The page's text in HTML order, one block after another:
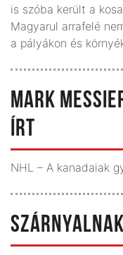
is szóba került a
Magyarul arrafelé
a pályákon és
MARK
ÍRT
NHL – A kanadaiak